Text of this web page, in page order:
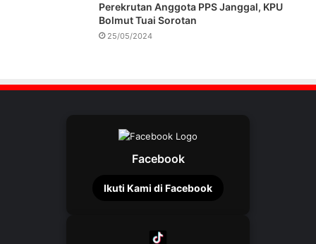
Perekrutan Anggota PPS Janggal, KPU
Bolmut Tuai Sorotan
25/05/2024
Facebook
Ikuti Kami di Facebook